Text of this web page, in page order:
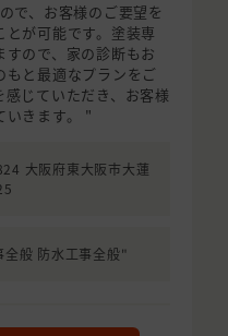
で、お客様のご要望を
が可能です。塗装専
ので、家の診断もお
と最適なプランをご
じていただき、お客様
いきます。 "
大阪府東大阪市大蓮
全般 防水工事全般"